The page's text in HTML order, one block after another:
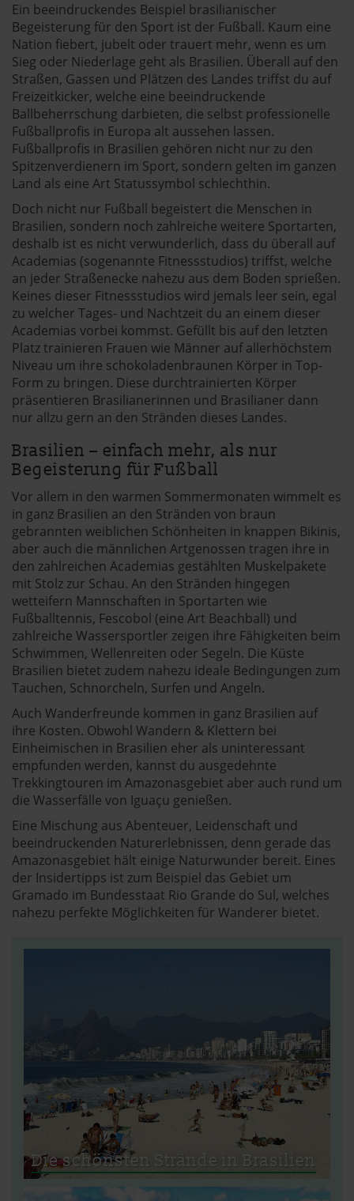
Ein beeindruckendes Beispiel brasilianischer
Begeisterung für den Sport ist der Fußball. Kaum eine
Nation fiebert, jubelt oder trauert mehr, wenn es um
Sieg oder Niederlage geht als Brasilien. Überall auf den
Straßen, Gassen und Plätzen des Landes triffst du auf
Freizeitkicker, welche eine beeindruckende
Ballbeherrschung darbieten, die selbst professionelle
Fußballprofis in Europa alt aussehen lassen.
Fußballprofis in Brasilien gehören nicht nur zu den
Spitzenverdienern im Sport, sondern gelten im ganzen
Land als eine Art Statussymbol schlechthin.
Doch nicht nur Fußball begeistert die Menschen in
Brasilien, sondern noch zahlreiche weitere Sportarten,
deshalb ist es nicht verwunderlich, dass du überall auf
Academias (sogenannte Fitnessstudios) triffst, welche
an jeder Straßenecke nahezu aus dem Boden sprießen.
Keines dieser Fitnessstudios wird jemals leer sein, egal
zu welcher Tages- und Nachtzeit du an einem dieser
Academias vorbei kommst. Gefüllt bis auf den letzten
Platz trainieren Frauen wie Männer auf allerhöchstem
Niveau um ihre schokoladenbraunen Körper in Top-
Form zu bringen. Diese durchtrainierten Körper
präsentieren Brasilianerinnen und Brasilianer dann
nur allzu gern an den Stränden dieses Landes.
Brasilien – einfach mehr, als nur
Begeisterung für Fußball
Vor allem in den warmen Sommermonaten wimmelt es
in ganz Brasilien an den Stränden von braun
gebrannten weiblichen Schönheiten in knappen Bikinis,
aber auch die männlichen Artgenossen tragen ihre in
den zahlreichen Academias gestählten Muskelpakete
mit Stolz zur Schau. An den Stränden hingegen
wetteifern Mannschaften in Sportarten wie
Fußballtennis, Fescobol (eine Art Beachball) und
zahlreiche Wassersportler zeigen ihre Fähigkeiten beim
Schwimmen, Wellenreiten oder Segeln. Die Küste
Brasilien bietet zudem nahezu ideale Bedingungen zum
Tauchen, Schnorcheln, Surfen und Angeln.
Auch Wanderfreunde kommen in ganz Brasilien auf
ihre Kosten. Obwohl Wandern & Klettern bei
Einheimischen in Brasilien eher als uninteressant
empfunden werden, kannst du ausgedehnte
Trekkingtouren im Amazonasgebiet aber auch rund um
die Wasserfälle von Iguaçu genießen.
Eine Mischung aus Abenteuer, Leidenschaft und
beeindruckenden Naturerlebnissen, denn gerade das
Amazonasgebiet hält einige Naturwunder bereit. Eines
der Insidertipps ist zum Beispiel das Gebiet um
Gramado im Bundesstaat Rio Grande do Sul, welches
nahezu perfekte Möglichkeiten für Wanderer bietet.
Die schönsten Strände in Brasilien